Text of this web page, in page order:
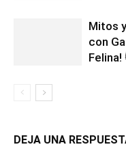
Mitos
con
Felina!
DEJA UNA